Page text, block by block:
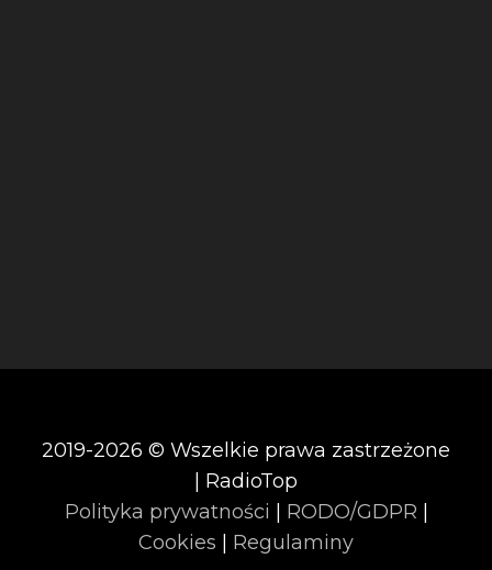
2019-2026 © Wszelkie prawa zastrzeżone
| RadioTop
Polityka prywatności
RODO/GDPR
Cookies
Regulaminy